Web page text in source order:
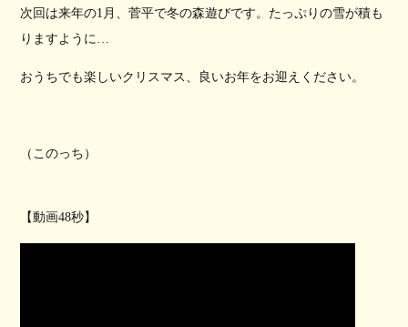
次回は来年の1月、菅平で冬の森遊びです。たっぷりの雪が積も
りますように…
おうちでも楽しいクリスマス、良いお年をお迎えください。
（このっち）
【動画48秒】